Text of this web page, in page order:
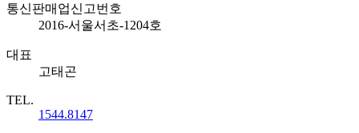
통신판매업신고번호
2016-서울서초-1204호
대표
고태곤
TEL.
1544.8147